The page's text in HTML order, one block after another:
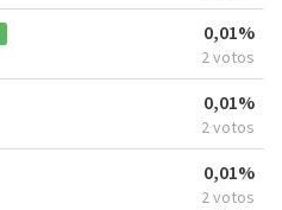
0,01%
2 votos
0,01%
2 votos
0,01%
2 votos